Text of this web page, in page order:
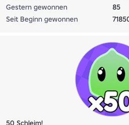
Gestern gewonnen
85
Seit Beginn gewonnen
50 Schleim!